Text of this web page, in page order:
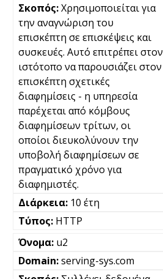
Χρησιμοποιείται για
την αναγνώριση του
επισκέπτη σε επισκέψεις και
συσκευές. Αυτό επιτρέπει στον
ιστότοπο να παρουσιάζει στον
επισκέπτη σχετικές
διαφημίσεις - η υπηρεσία
παρέχεται από κόμβους
διαφημίσεων τρίτων, οι
οποίοι διευκολύνουν την
υποβολή διαφημίσεων σε
πραγματικό χρόνο για
διαφημιστές.
10 έτη
HTTP
u2
serving-sys.com